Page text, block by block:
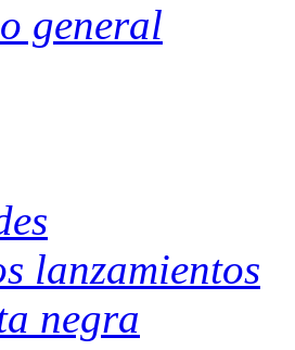
general
lanzamientos
negra